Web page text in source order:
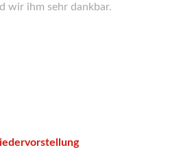
wir ihm sehr dankbar.